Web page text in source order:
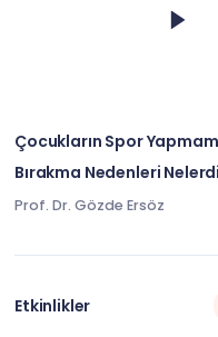
Çocukların Spor
Bırakma Nedenleri
Prof. Dr. Gözde Ersöz
Etkinlikler